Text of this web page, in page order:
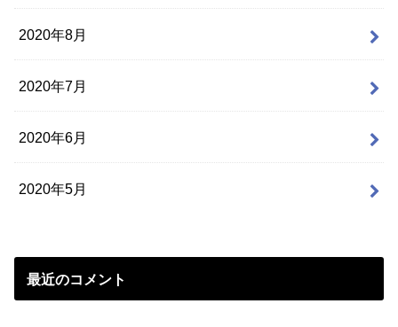
2020年8月
2020年7月
2020年6月
2020年5月
最近のコメント